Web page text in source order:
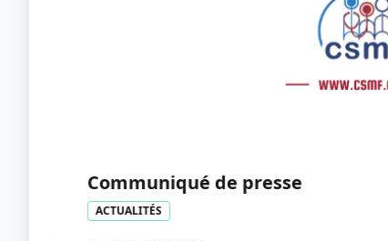
Flash info - Violences envers les
peuvent désormais porter